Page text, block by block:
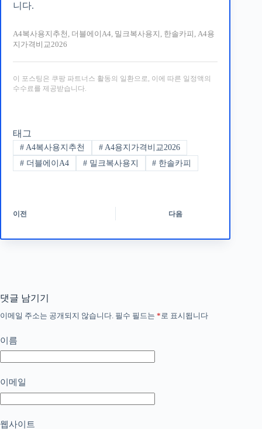
니다.
A4복사용지추천, 더블에이A4, 밀크복사용지, 한솔카피, A4용
지가격비교2026
이 포스팅은 쿠팡 파트너스 활동의 일환으로, 이에 따른 일정액의
수수료를 제공받습니다.
태그
#A4복사용지추천 #A4용지가격비교2026
#더블에이A4 #밀크복사용지 # 한솔카피
이전 다음
댓글 남기기
이메일 주소는 공개되지 않습니다. 필수 필드는 * 로 표시됩니다
이름
이메일
웹사이트